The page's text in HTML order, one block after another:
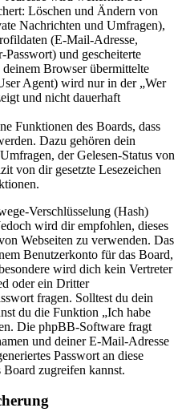
Löschen und Ändern von
Nachrichten und Umfragen),
(E-Mail-Adresse,
und gescheiterte
Browser übermittelte
Agent) wird nur in der „Wer
und nicht dauerhaft
Funktionen des Boards, dass
Dazu gehören dein
der Gelesen-Status von
von dir gesetzte Lesezeichen
Verschlüsselung (Hash)
wird dir empfohlen, dieses
Webseiten zu verwenden. Das
Benutzerkonto für das Board,
wird dich kein Vertreter
oder ein Dritter
fragen. Solltest du dein
du die Funktion „Ich habe
Die phpBB-Software fragt
und deiner E-Mail-Adresse
Passwort an diese
Board zugreifen kannst.